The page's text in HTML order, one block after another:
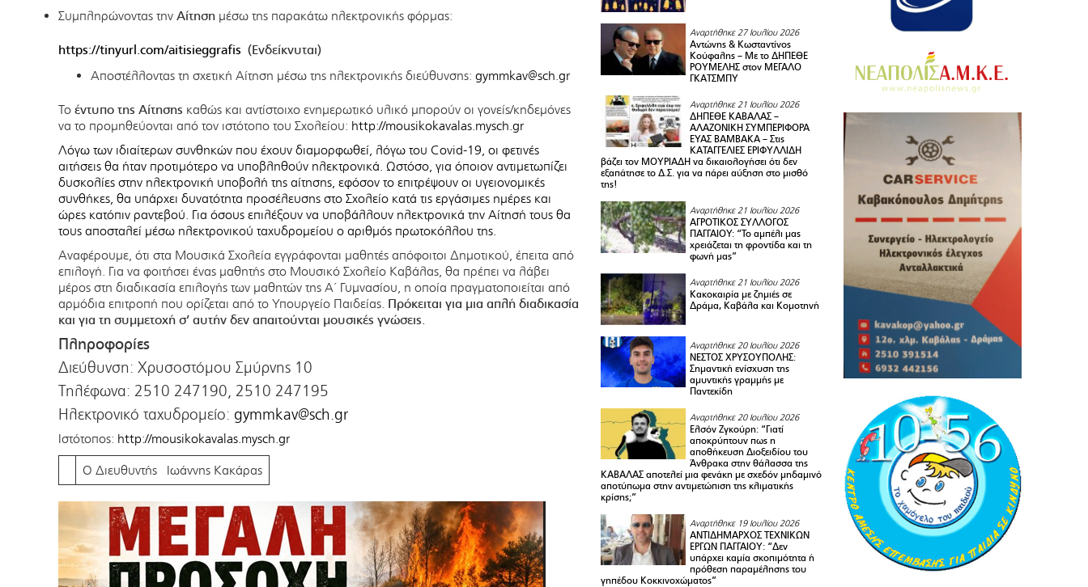
Συμπληρώνοντας την Αίτηση μέσω της παρακάτω ηλεκτρονικής φόρμας:
https://tinyurl.com/aitisieggrafis (Ενδείκνυται)
Αποστέλλοντας τη σχετική Αίτηση μέσω της ηλεκτρονικής διεύθυνσης: gymmkav@sch.gr
Το έντυπο της Αίτησης καθώς και αντίστοιχο ενημερωτικό υλικό μπορούν οι γονείς/κηδεμόνες
να το προμηθεύονται από τον ιστότοπο του Σχολείου: http://mousikokavalas.mysch.gr
Λόγω των ιδιαίτερων συνθηκών που έχουν διαμορφωθεί, λόγω του Covid-19, οι φετινές
αιτήσεις θα ήταν προτιμότερο να υποβληθούν ηλεκτρονικά. Ωστόσο, για όποιον αντιμετωπίζει
δυσκολίες στην ηλεκτρονική υποβολή της αίτησης, εφόσον το επιτρέψουν οι υγειονομικές
συνθήκες, θα υπάρχει δυνατότητα προσέλευσης στο Σχολείο κατά τις εργάσιμες ημέρες και
ώρες κατόπιν ραντεβού. Για όσους επιλέξουν να υποβάλλουν ηλεκτρονικά την Αίτησή τους θα
τους αποσταλεί μέσω ηλεκτρονικού ταχυδρομείου ο αριθμός πρωτοκόλλου της.
Αναφέρουμε, ότι στα Μουσικά Σχολεία εγγράφονται μαθητές απόφοιτοι Δημοτικού, έπειτα από
επιλογή. Για να φοιτήσει ένας μαθητής στο Μουσικό Σχολείο Καβάλας, θα πρέπει να λάβει
μέρος στη διαδικασία επιλογής των μαθητών της Α΄ Γυμνασίου, η οποία πραγματοποιείται από
αρμόδια επιτροπή που ορίζεται από το Υπουργείο Παιδείας. Πρόκειται για μια απλή διαδικασία
και για τη συμμετοχή σ’ αυτήν δεν απαιτούνται μουσικές γνώσεις.
Πληροφορίες
Διεύθυνση: Χρυσοστόμου Σμύρνης 10
Τηλέφωνα: 2510 247190, 2510 247195
Ηλεκτρονικό ταχυδρομείο: gymmkav@sch.gr
Ιστότοπος: http://mousikokavalas.mysch.gr
Ο Διευθυντής Ιωάννης Κακάρας
Αναρτήθηκε 27 Ιουλίου 2026
Αντώνης & Κωσταντίνος
Κούφαλης – Με το ΔΗΠΕΘΕ
ΡΟΥΜΕΛΗΣ στον ΜΕΓΑΛΟ
ΓΚΑΤΣΜΠΥ
Αναρτήθηκε 21 Ιουλίου 2026
ΔΗΠΕΘΕ ΚΑΒΑΛΑΣ –
ΑΛΑΖΟΝΙΚΗ ΣΥΜΠΕΡΙΦΟΡΑ
ΕΥΑΣ ΒΑΜΒΑΚΑ – Στις
ΚΑΤΑΓΓΕΛΙΕΣ ΕΡΙΦΥΛΛΙΔΗ
βάζει τον ΜΟΥΡΙΑΔΗ να δικαιολογήσει ότι δεν
εξαπάτησε το Δ.Σ. για να πάρει αύξηση στο μισθό
της!
Αναρτήθηκε 21 Ιουλίου 2026
ΑΓΡΟΤΙΚΟΣ ΣΥΛΛΟΓΟΣ
ΠΑΓΓΑΙΟY: “Το αμπέλι μας
χρειάζεται τη φροντίδα και τη
φωνή μας”
Αναρτήθηκε 21 Ιουλίου 2026
Κακοκαιρία με ζημιές σε
Δράμα, Καβάλα και Κομοτηνή
Αναρτήθηκε 20 Ιουλίου 2026
ΝΕΣΤΟΣ ΧΡΥΣΟΥΠΟΛΗΣ:
Σημαντική ενίσχυση της
αμυντικής γραμμής με
Παντεκίδη
Αναρτήθηκε 20 Ιουλίου 2026
Ελσόν Ζγκούρη: “Γιατί
αποκρύπτουν πως η
αποθήκευση Διοξειδίου του
Άνθρακα στην θάλασσα της
ΚΑΒΑΛΑΣ αποτελεί μια φενάκη με σχεδόν μηδαμινό
αποτύπωμα στην αντιμετώπιση της κλιματικής
κρίσης;”
Αναρτήθηκε 19 Ιουλίου 2026
ΑΝΤΙΔΗΜΑΡΧΟΣ ΤΕΧΝΙΚΩΝ
ΕΡΓΩΝ ΠΑΓΓΑΙΟΥ: “Δεν
υπάρχει καμία σκοπιμότητα ή
πρόθεση παραμέλησης του
γηπέδου Κοκκινοχώματος”